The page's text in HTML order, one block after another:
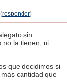
responder)
sin
no la tienen, ni
que decidimos si
cantidad que